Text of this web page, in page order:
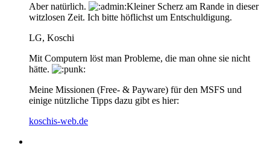
Aber natürlich.
Kleiner Scherz am Rande in dieser
witzlosen Zeit. Ich bitte höflichst um Entschuldigung.
LG, Koschi
Mit Computern löst man Probleme, die man ohne sie nicht
hätte.
Meine Missionen (Free- & Payware) für den MSFS und
einige nützliche Tipps dazu gibt es hier:
koschis-web.de